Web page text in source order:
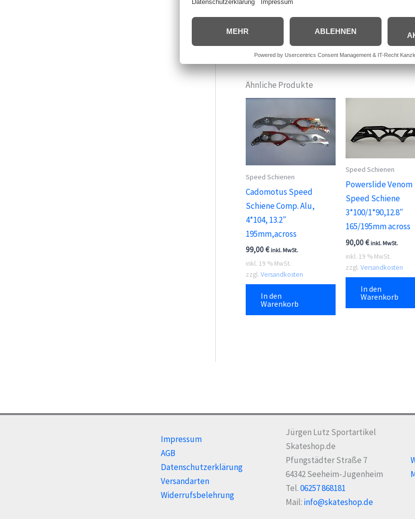
across (Quer geschlitzte Montageaufnahme)
Ähnliche Produkte
Speed Schienen
Cadomotus Speed
Schiene Comp. Alu,
4*104, 13.2″
195mm,across
99,00€ inkl. MwSt.
inkl. 19 % MwSt.
zzgl. Versandkosten
In den
Warenkorb
Speed Schienen
Powerslide Venom
Speed Schiene
3*100/1*90,12.8″
165/195mm across
90,00€ inkl. MwSt.
inkl. 19 % MwSt.
zzgl. Versandkosten
In den
Warenkorb
Impressum
AGB
Datenschutzerklärung
Versandarten
Widerrufsbelehrung
Jürgen Lutz Sportartikel
Skateshop.de
Pfungstädter Straße 7
64342 Seeheim-Jugenheim
Tel.06257 868181
Mail: info@skateshop.de